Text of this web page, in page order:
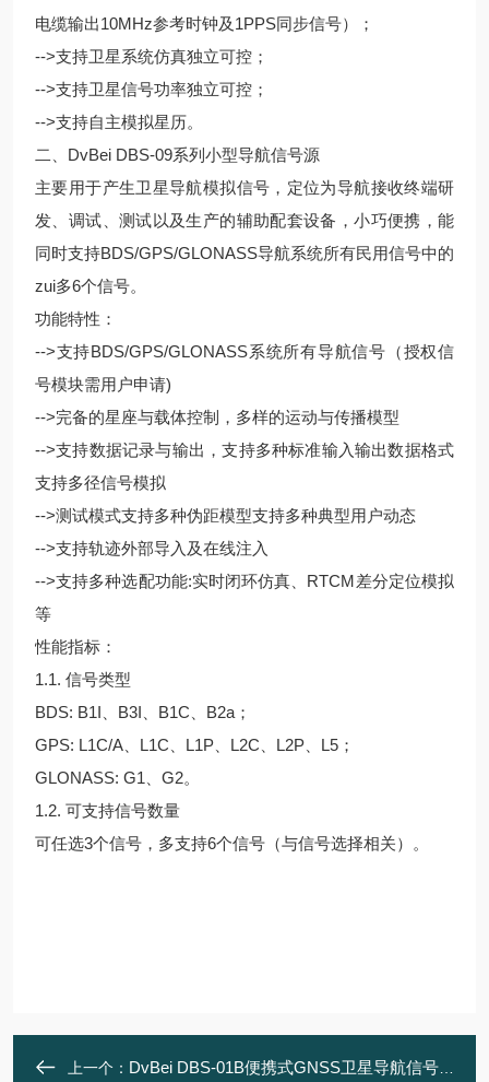
电缆输出10MHz参考时钟及1PPS同步信号）；
-->支持卫星系统仿真独立可控；
-->支持卫星信号功率独立可控；
-->支持自主模拟星历。
二、DvBei DBS-09系列小型导航信号源
主要用于产生卫星导航模拟信号，定位为导航接收终端研
发、调试、测试以及生产的辅助配套设备，小巧便携，能
同时支持BDS/GPS/GLONASS导航系统所有民用信号中的
zui多6个信号。
功能特性：
-->支持BDS/GPS/GLONASS系统所有导航信号（授权信
号模块需用户申请)
-->完备的星座与载体控制，多样的运动与传播模型
-->支持数据记录与输出，支持多种标准输入输出数据格式
支持多径信号模拟
-->测试模式支持多种伪距模型支持多种典型用户动态
-->支持轨迹外部导入及在线注入
-->支持多种选配功能:实时闭环仿真、RTCM差分定位模拟
等
性能指标：
1.1. 信号类型
BDS: B1I、B3I、B1C、B2a；
GPS: L1C/A、L1C、L1P、L2C、L2P、L5；
GLONASS: G1、G2。
1.2. 可支持信号数量
可任选3个信号，多支持6个信号（与信号选择相关）。
上一个： DvBei DBS-01B便携式GNSS卫星导航信号录制回放仪